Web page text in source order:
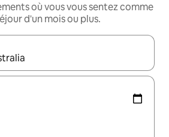
où vous vous sentez comme
d'un mois ou plus.
s'affichent, utilisez les flèches vers le